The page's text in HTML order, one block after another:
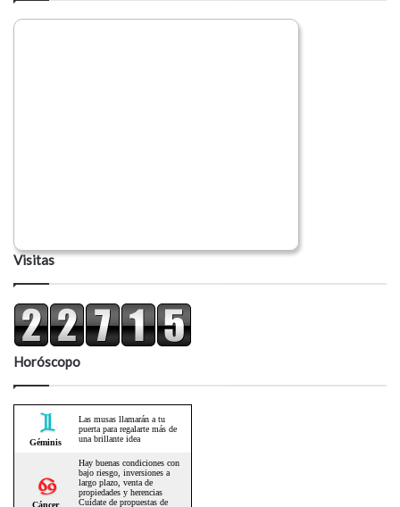
Visitas
Horóscopo